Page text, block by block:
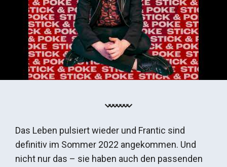
Das Leben pulsiert wieder und Frantic sind
definitiv im Sommer 2022 angekommen. Und
nicht nur das – sie haben auch den passenden